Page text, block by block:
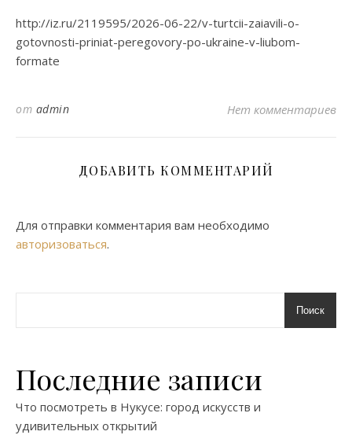
http://iz.ru/2119595/2026-06-22/v-turtcii-zaiavili-o-
gotovnosti-priniat-peregovory-po-ukraine-v-liubom-
formate
от admin Нет комментариев
ДОБАВИТЬ КОММЕНТАРИЙ
Для отправки комментария вам необходимо
авторизоваться.
Поиск
Последние записи
Что посмотреть в Нукусе: город искусств и
удивительных открытий